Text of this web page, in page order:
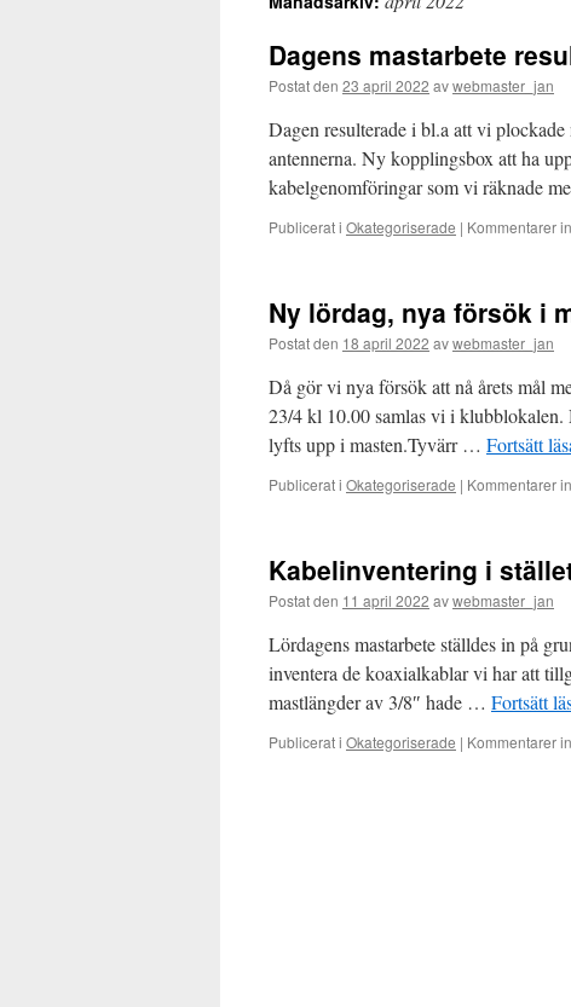
Dagens mastarbete
Postat den 23 april 2022 avwebmaster_jan
Dagen resulterade i bl.a att vi
antennerna. Ny kopplingsbox att ha
kabelgenomföringar som vi räknade
Publicerat i Okategoriserade | Kommentarer
Ny lördag, nya försök i
Postat den 18 april 2022 avwebmaster_jan
Då gör vi nya försök att nå årets mål
23/4 kl 10.00 samlas vi i klubblokalen.
lyfts upp i masten.Tyvärr … Fortsätt
Publicerat i Okategoriserade | Kommentarer
Kabelinventering i
Postat den 11 april 2022 avwebmaster_jan
Lördagens mastarbete ställdes in på
inventera de koaxialkablar vi har att
mastlängder av 3/8″ hade … Fortsätt
Publicerat i Okategoriserade | Kommentarer